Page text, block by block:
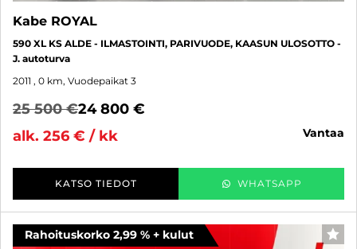
Kabe ROYAL
590 XL KS ALDE - ILMASTOINTI, PARIVUODE, KAASUN ULOSOTTO -
J. autoturva
2011 , 0 km, Vuodepaikat 3
25 500 €24 800 €
alk. 256 € / kk
vantaa
KATSO TIEDOT WHATSAPP
Rahoituskorko 2,99 % + kulut